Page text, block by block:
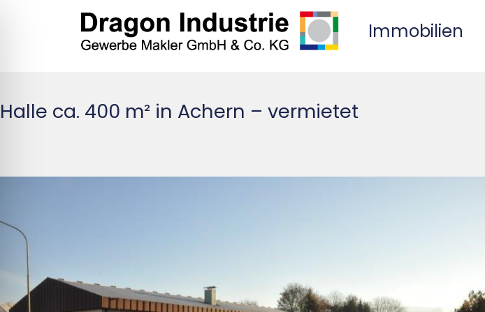
Immobilien
Halle ca. 400 m² in Achern – vermietet